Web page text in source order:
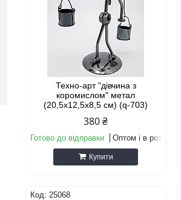
Техно-арт "дівчина з
коромислом" метал
(20,5х12,5х8,5 см) (q-703)
380 ₴
Готово до відправки Оптом і в роздріб
Купити
25068